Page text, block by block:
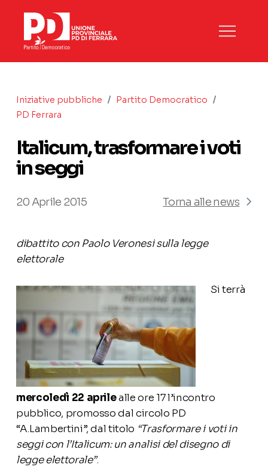
Iniziative pubbliche / Partito Democratico /
PD Ferrara
Italicum, trasformare i voti
in seggi
20 Aprile 2015 Torna alle news
dibattito con Paolo Veronesi sulla legge
elettorale
Si terrà
mercoledì 22 aprilealle ore 17 l’incontro
pubblico, promosso dal circolo PD
“A.Lambertini”, dal titolo “Trasformare i voti in
seggi con l’Italicum: un analisi del disegno di
legge elettorale”.